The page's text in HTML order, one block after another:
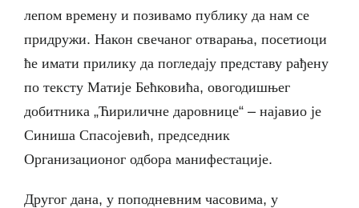
лепом времену и позивамо публику да нам се
придружи. Након свечаног отварања, посетиоци
ће имати прилику да погледају представу рађену
по тексту Матије Бећковића, овогодишњег
добитника „Ћириличне даровнице“ – најавио је
Синиша Спасојевић, председник
Организационог одбора манифестације.
Другог дана, у поподневним часовима, у